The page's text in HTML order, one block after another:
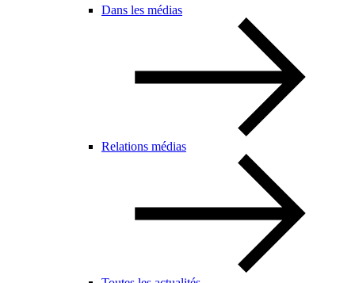
Dans les médias
Relations médias